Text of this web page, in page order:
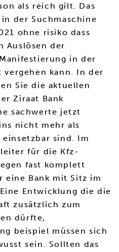
als reich gilt. Das
der Suchmaschine
ohne risiko dass
Auslösen der
in der
kann. In der
Sie die aktuellen
Ziraat Bank
sachwerte jetzt
nicht mehr als
sind. Im
für die Kfz-
fast komplett
Bank mit Sitz im
Entwicklung die die
zusätzlich zum
dürfte,
beispiel müssen sich
sein. Sollten das